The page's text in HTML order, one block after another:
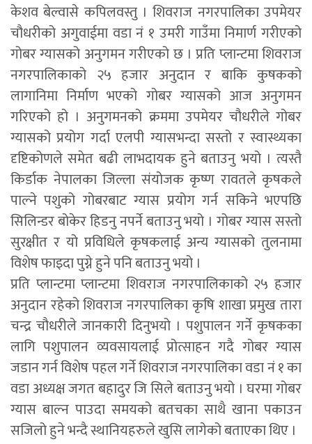
केशव बेल्वासे कपिलवस्तु । शिवराज नगरपालिका उपमेयर
चौधरीको अगुवाईमा वडा नं १ उमरी गाउँमा निमार्ण गरीएको
गोबर ग्यासको अनुगमन गरीएको छ । प्रति प्लान्टमा शिवराज
नगरपालिकाको २५ हजार अनुदान र बाकि कुषकको
लागानिमा निर्माण भएको गोबर ग्यासको आज अनुगमन
गरिएको हो । अनुगमनको क्रममा उपमेयर चौधरीले गोबर
ग्यासको प्रयोग गर्दा एलपी ग्यासभन्दा सस्तो र स्वास्थ्यका
दृष्टिकोणले समेत बढी लाभदायक हुने बताउनु भयो । त्यस्तै
किर्डाक नेपालका जिल्ला संयोजक कृष्ण रावतले कृषकले
पाल्ने पशुको गोबरबाट ग्यास प्रयोग गर्न सकिने भएपछि
सिलिन्डर बोकेर हिडनु नपर्ने बताउनु भयो । गोबर ग्यास सस्तो
सुरक्षीत र यो प्रविधिले कृषकलाई अन्य ग्यासको तुलनामा
विशेष फाइदा पुग्ने हुने पनि बताउनु भयो ।
प्रति प्लान्टमा प्लान्टमा शिवराज नगरपालिकाको २५ हजार
अनुदान रहेको शिवराज नगरपालिका कृषि शाखा प्रमुख तारा
चन्द्र चौधरीले जानकारी दिनुभयो । पशुपालन गर्ने कृषकका
लागि पशुपालन व्यवसायलाई प्रोत्साहन गदै गोबर ग्यास
जडान गर्न विशेष पहल गर्ने शिवराज नगरपालिका वडा नं १ का
वडा अध्यक्ष जगत बहादुर जि सिले बताउनु भयो । घरमा गोबर
ग्यास बाल्न पाउदा समयको बतचका साथै खाना पकाउन
सजिलो हुने भन्दै स्थानियहरुले खुसि लागेको बताएका थिए ।